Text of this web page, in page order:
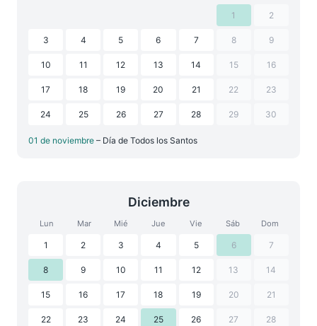
1 2
3 4 5 6 7 8 9
10 11 12 13 14 15 16
17 18 19 20 21 22 23
24 25 26 27 28 29 30
01 de noviembre – Día de Todos los Santos
Diciembre
Lun Mar Mié Jue Vie Sáb Dom
1 2 3 4 5 6 7
8 9 10 11 12 13 14
15 16 17 18 19 20 21
22 23 24 25 26 27 28